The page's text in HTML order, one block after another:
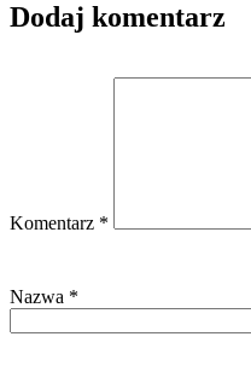
Dodaj komentarz
Komentarz *
Nazwa *